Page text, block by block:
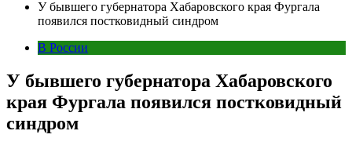
У бывшего губернатора Хабаровского края Фургала
появился постковидный синдром
В России
У бывшего губернатора Хабаровского
края Фургала появился постковидный
синдром